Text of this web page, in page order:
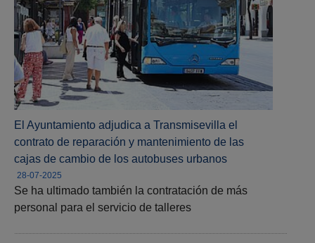
El Ayuntamiento adjudica a Transmisevilla el
contrato de reparación y mantenimiento de las
cajas de cambio de los autobuses urbanos
28-07-2025
Se ha ultimado también la contratación de más
personal para el servicio de talleres